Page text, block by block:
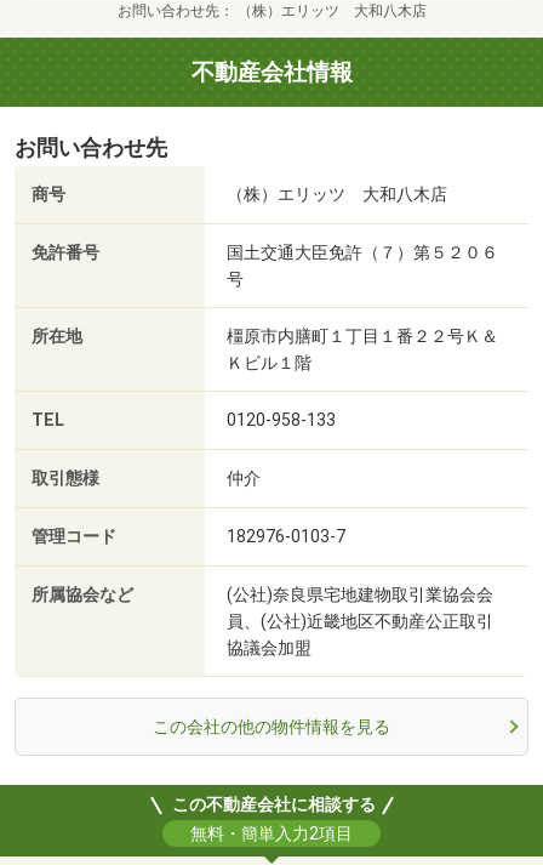
お問い合わせ先 （株）エリッツ 大和八木店
不動産会社情報
お問い合わせ先
商号 （株）エリッツ 大和八木店
免許番号
国土交通大臣免許（７）第５２０６
号
所在地
橿原市内膳町１丁目１番２２号Ｋ＆
Ｋビル１階
TEL 0120-958-133
取引態様 仲介
管理コード 182976-0103-7
所属協会など
(公社)奈良県宅地建物取引業協会会
員、(公社)近畿地区不動産公正取引
協議会加盟
この会社の他の物件情報を見る
この不動産会社に相談する
無料・簡単入力2項目